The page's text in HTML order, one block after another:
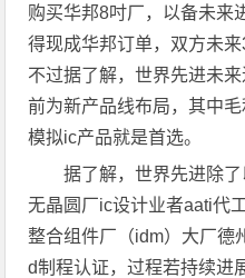
购买华邦8吋厂，以备未来
得现成华邦订单，双方未
不过据了解，世界先进未
前为新产品线布局，其中
模拟ic产品就是首选。
据了解，世界先进除
无晶圆厂ic设计业者aati代
整合组件厂（idm）大厂德
d制程认证，过程若持续进